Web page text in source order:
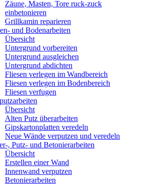
Zäune, Masten, Tore ruck-zuck
einbetonieren
Grillkamin reparieren
und Bodenarbeiten
Übersicht
Untergrund vorbereiten
Untergrund ausgleichen
Untergrund abdichten
Fliesen verlegen im Wandbereich
Fliesen verlegen im Bodenbereich
Fliesen verfugen
Übersicht
Alten Putz überarbeiten
Gipskartonplatten veredeln
Neue Wände verputzen und veredeln
, Putz- und Betonierarbeiten
Übersicht
Erstellen einer Wand
Innenwand verputzen
Betonierarbeiten